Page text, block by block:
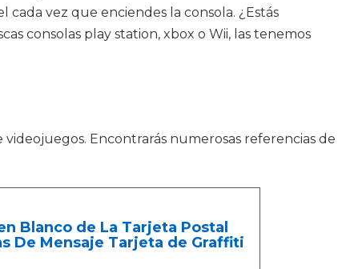
cada vez que enciendes la consola. ¿Estás
consolas play station, xbox o Wii, las tenemos
Encontrarás numerosas referencias de
Blanco de La Tarjeta Postal
De Mensaje Tarjeta de Graffiti